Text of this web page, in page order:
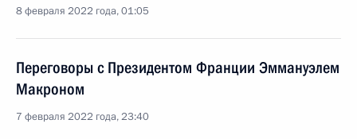
8 февраля 2022 года, 01:05
Переговоры с Президентом Франции Эммануэлем
Макроном
7 февраля 2022 года, 23:40